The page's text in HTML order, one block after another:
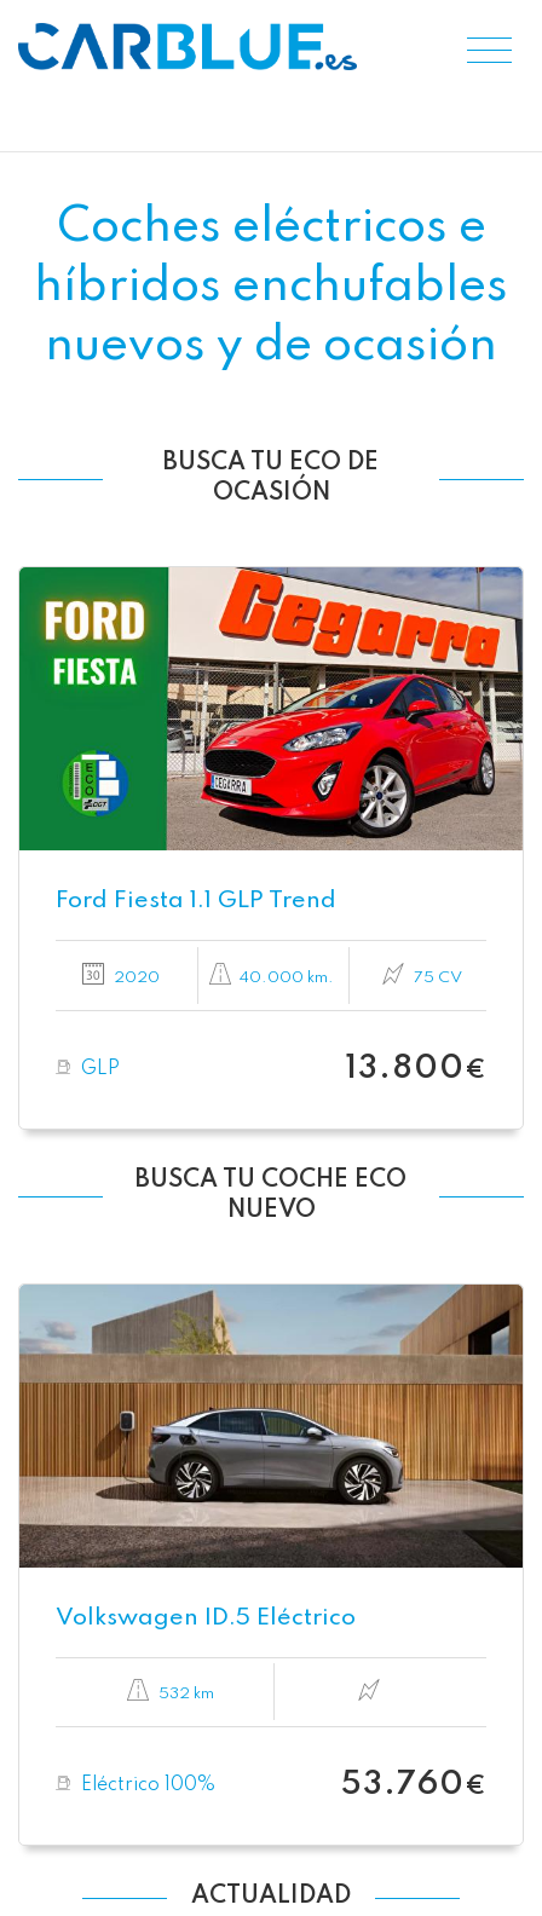
Coches eléctricos e
híbridos enchufables
nuevos y de ocasión
BUSCA TU ECO DE
OCASIÓN
Ford Fiesta 1.1 GLP Trend
2020 40.000 km. 75 CV
GLP 13.800 €
BUSCA TU COCHE ECO
NUEVO
Volkswagen ID.5 Eléctrico
532 km
Eléctrico 100% 53.760 €
ACTUALIDAD